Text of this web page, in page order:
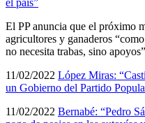
El PP anuncia que el próximo
agricultores y ganaderos
no necesita trabas, sino
11/02/2022 López Miras:
un Gobierno del Partido
11/02/2022 Bernabé: “Pedro